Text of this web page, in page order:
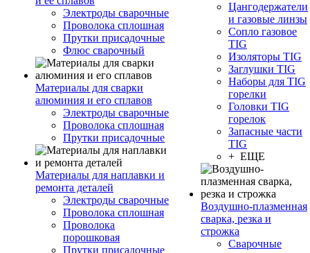
Электроды сварочные
Проволока сплошная
Прутки присадочные
Флюс сварочный
Материалы для сварки
алюминия и его сплавов
Электроды сварочные
Проволока сплошная
Прутки присадочные
Материалы для наплавки и
ремонта деталей
Электроды сварочные
Проволока сплошная
Проволока
порошковая
Прутки присадочные
Цангодержатели
и газовые линзы
Сопло газовое
TIG
Изоляторы TIG
Заглушки TIG
Наборы для TIG
горелки
Головки TIG
горелок
Запасные части
TIG
+ ЕЩЕ
Воздушно-плазменная
сварка, резка и
строжка
Сварочные